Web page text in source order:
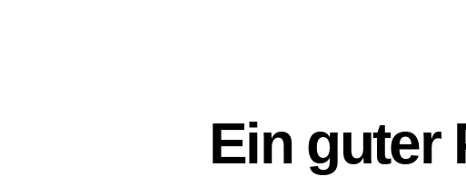
Ein guter